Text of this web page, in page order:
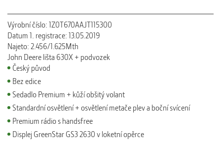
Výrobní číslo: 1Z0T670AAJT115300
Datum 1. registrace: 13.05.2019
Najeto: 2.456/1.625Mth
John Deere lišta 630X + podvozek
Český původ
Bez edice
Sedadlo Premium + kůží obšitý volant
Standardní osvětlení + osvětlení metače plev a boční svícení
Premium rádio s handsfree
Displej GreenStar GS3 2630 v loketní opěrce